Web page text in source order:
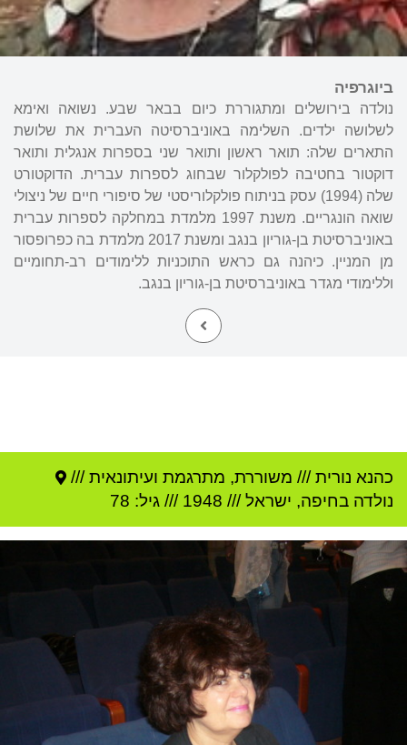
ביוגרפיה
נולדה בירושלים ומתגוררת כיום בבאר שבע. נשואה ואימא
לשלושה ילדים. השלימה באוניברסיטה העברית את שלושת
התארים שלה: תואר ראשון ותואר שני בספרות אנגלית ותואר
דוקטור בחטיבה לפולקלור שבחוג לספרות עברית. הדוקטורט
שלה (1994) עסק בניתוח פולקלוריסטי של סיפורי חיים של ניצולי
שואה הונגריים. משנת 1997 מלמדת במחלקה לספרות עברית
באוניברסיטת בן-גוריון בנגב ומשנת 2017 מלמדת בה כפרופסור
מן המניין. כיהנה גם כראש התוכניות ללימודים רב-תחומיים
וללימודי מגדר באוניברסיטת בן-גוריון בנגב.
כהנא נורית/// משוררת, מתרגמת ועיתונאית ///
נולדה בחיפה, ישראל///
1948 /// גיל: 78